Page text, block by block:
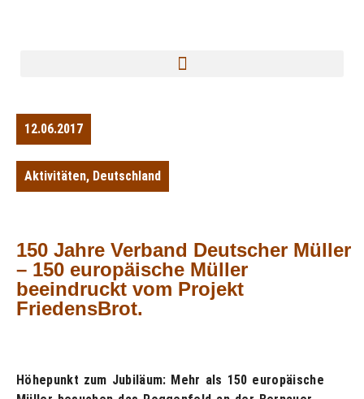
12.06.2017
Aktivitäten, Deutschland
150 Jahre Verband Deutscher Müller
– 150 europäische Müller
beeindruckt vom Projekt
FriedensBrot.
Höhepunkt zum Jubiläum: Mehr als 150 europäische